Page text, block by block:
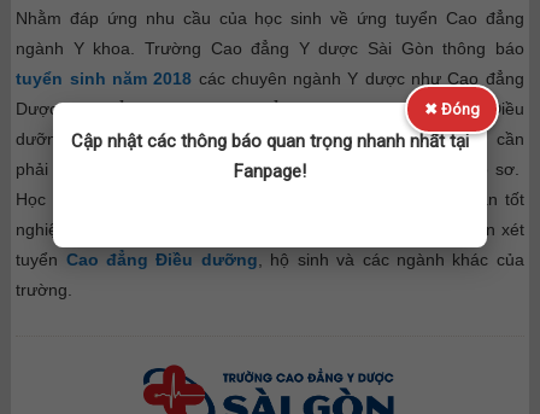
Nhằm đáp ứng nhu cầu của học sinh về ứng tuyển Cao đẳng
ngành Y khoa. Trường Cao đẳng Y dược Sài Gòn thông báo
tuyển sinh năm 2018 các chuyên ngành Y dược như Cao đẳng
Dược, Cao đẳng Hộ sinh, Cao đẳng Xét nghiệm, Cao đẳng Điều
dưỡng, Cao đẳng Vật lý trị liệu…Học sinh, sinh viên không cần
phải thi, nhà trường tuyển sinh theo hình thức xét tuyển hồ sơ.
Học sinh chỉ cần tốt nghiệp THPT hoặc có giấy chứng nhận tốt
nghiệp THPT và các bằng cấp liên quan là đã có đủ điều kiện xét
tuyển Cao đẳng Điều dưỡng , hộ sinh và các ngành khác của
trường.
✖ Đóng
Cập nhật các thông báo quan trọng nhanh nhất tại
Fanpage!